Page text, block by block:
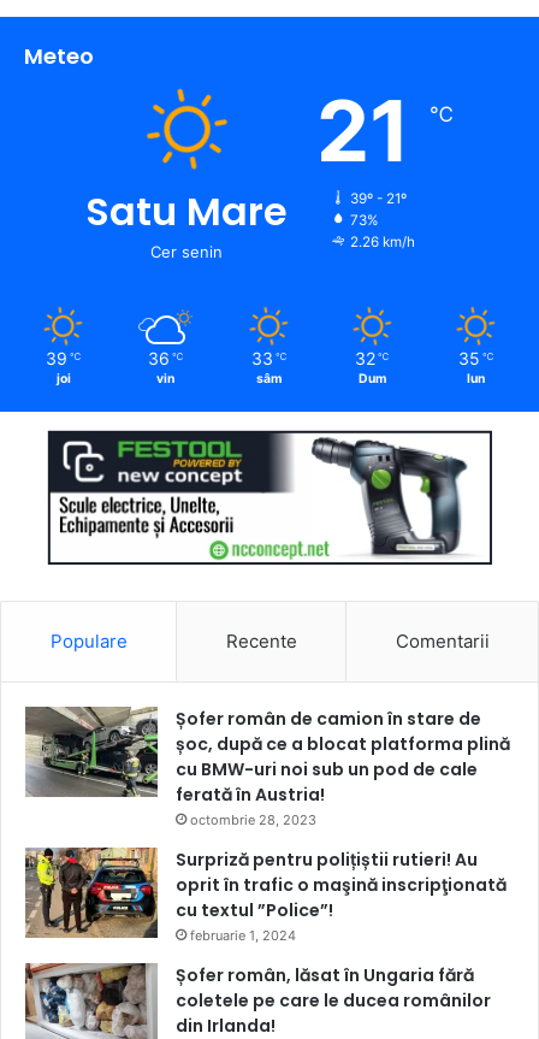
Meteo
Satu Mare
Cer senin
21 ℃
39º - 21º
73%
2.26 km/h
39 ℃
joi
36 ℃
vin
33 ℃
sâm
32 ℃
Dum
35 ℃
lun
Populare Recente Comentarii
Șofer român de camion în stare de
șoc, după ce a blocat platforma plină
cu BMW-uri noi sub un pod de cale
ferată în Austria!
octombrie 28, 2023
Surpriză pentru polițiștii rutieri! Au
oprit în trafic o maşină inscripţionată
cu textul ”Police”!
februarie 1, 2024
Șofer român, lăsat în Ungaria fără
coletele pe care le ducea românilor
din Irlanda!